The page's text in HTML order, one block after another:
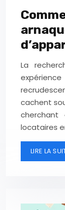
La
cachent
locataires
LIRE LA